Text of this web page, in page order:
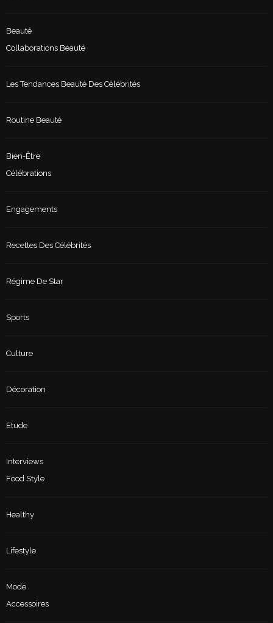
Beauté
Collaborations Beauté
Les Tendances Beauté Des Célébrités
Routine Beauté
Bien-Être
Célébrations
Engagements
Recettes Des Célébrités
Régime De Star
Sports
Culture
Décoration
Etude
Interviews
Food Style
Healthy
Lifestyle
Mode
Accessoires